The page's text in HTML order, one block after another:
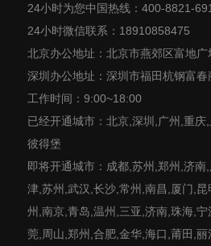
24小时为您中国热线：400-8821-691
24小时微信联系：18910858475
北京办公地址：北京市燕郊区富地广
深圳办公地址：深圳市福田杭钢富春
工作时间：9:00~18:00
已经开通城市：北京,深圳,广州,重庆
彼得堡
即将开通城市：成都,苏州,郑州,济南
津,苏州,武汉,长沙,常州,南昌,厦门,
州,南京,青岛,温州,三亚,济南,珠海,
莞,周山,郑州,合肥,金华,海口,莆田,丽